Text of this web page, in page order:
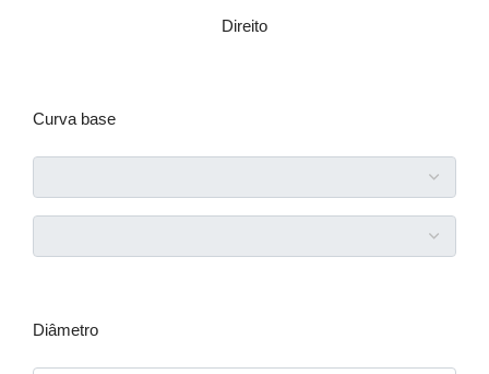
Direito
Curva base
Diâmetro